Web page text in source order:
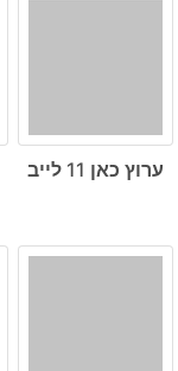
ערוץ כאן 11 לייב